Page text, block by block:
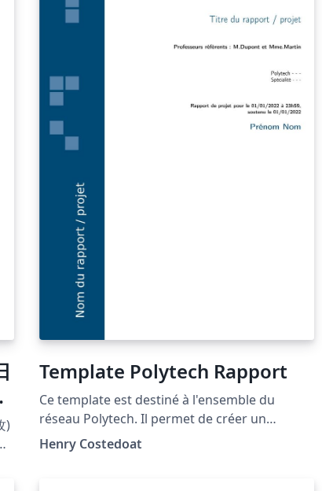
)
Template Polytech Rapport
Ce template est destiné à l'ensemble du
réseau Polytech. Il permet de créer un
document comme un rapport, compte-
rendu... Il est adapté à chaque école (tous les
Henry Costedoat